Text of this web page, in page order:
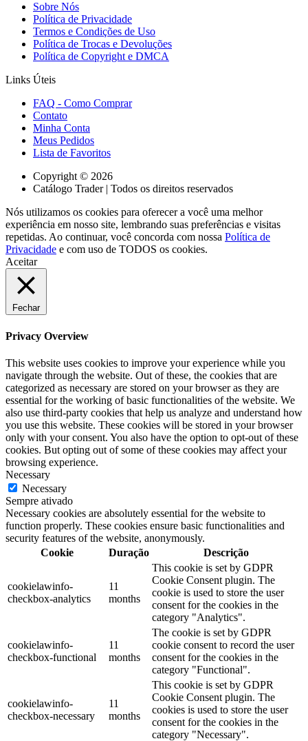
Sobre Nós
Política de Privacidade
Termos e Condições de Uso
Política de Trocas e Devoluções
Política de Copyright e DMCA
Links Úteis
FAQ - Como Comprar
Contato
Minha Conta
Meus Pedidos
Lista de Favoritos
Copyright © 2026
Catálogo Trader | Todos os direitos reservados
Nós utilizamos os cookies para oferecer a você uma melhor
experiência em nosso site, lembrando suas preferências e visitas
repetidas. Ao continuar, você concorda com nossa Política de
Privacidade e com uso de TODOS os cookies.
Aceitar
Fechar
Privacy Overview
This website uses cookies to improve your experience while you
navigate through the website. Out of these, the cookies that are
categorized as necessary are stored on your browser as they are
essential for the working of basic functionalities of the website. We
also use third-party cookies that help us analyze and understand how
you use this website. These cookies will be stored in your browser
only with your consent. You also have the option to opt-out of these
cookies. But opting out of some of these cookies may affect your
browsing experience.
Necessary
Necessary
Sempre ativado
Necessary cookies are absolutely essential for the website to
function properly. These cookies ensure basic functionalities and
security features of the website, anonymously.
Cookie
Duração Descrição
cookielawinfo-
checkbox-analytics
11
months
This cookie is set by GDPR
Cookie Consent plugin. The
cookie is used to store the user
consent for the cookies in the
category "Analytics".
cookielawinfo-
checkbox-functional
11
months
The cookie is set by GDPR
cookie consent to record the user
consent for the cookies in the
category "Functional".
cookielawinfo-
checkbox-necessary
11
months
This cookie is set by GDPR
Cookie Consent plugin. The
cookies is used to store the user
consent for the cookies in the
category "Necessary".